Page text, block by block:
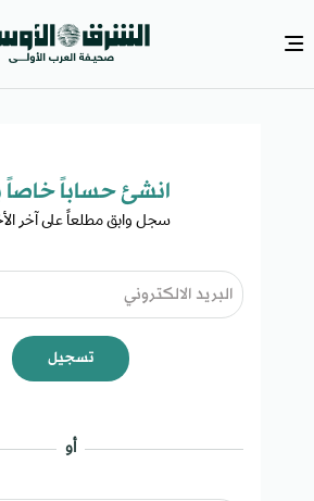
انشئ حساباً
سجل وابق مطلعاً على آخر
تسجيل
أو